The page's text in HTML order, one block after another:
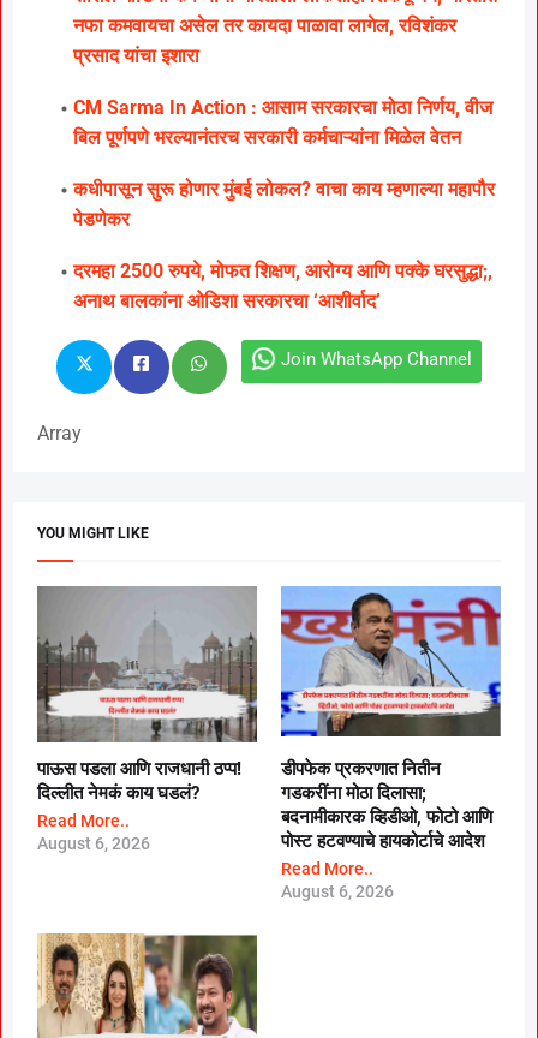
नफा कमवायचा असेल तर कायदा पाळावा लागेल, रविशंकर
प्रसाद यांचा इशारा
CM Sarma In Action : आसाम सरकारचा मोठा निर्णय, वीज
बिल पूर्णपणे भरल्यानंतरच सरकारी कर्मचाऱ्यांना मिळेल वेतन
कधीपासून सुरू होणार मुंबई लोकल? वाचा काय म्हणाल्या महापौर
पेडणेकर
दरमहा 2500 रुपये, मोफत शिक्षण, आरोग्य आणि पक्के घरसुद्धा;,
अनाथ बालकांना ओडिशा सरकारचा ‘आशीर्वाद’
Join WhatsApp Channel
Array
YOU MIGHT LIKE
पाऊस पडला आणि राजधानी ठप्प!
दिल्लीत नेमकं काय घडलं?
Read More..
August 6, 2026
डीपफेक प्रकरणात नितीन
गडकरींना मोठा दिलासा;
बदनामीकारक व्हिडीओ, फोटो आणि
पोस्ट हटवण्याचे हायकोर्टाचे आदेश
Read More..
August 6, 2026